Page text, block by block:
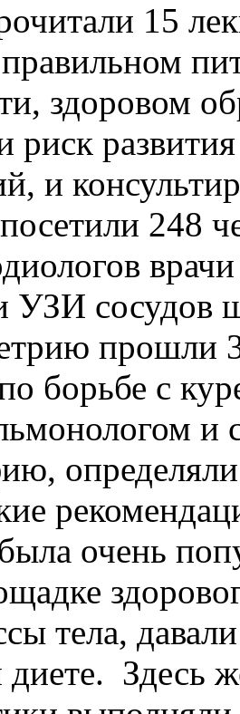
15
здоровом
риск
и
248
УЗИ сосудов
прошли
борьбе с
очень
тела,
Здесь